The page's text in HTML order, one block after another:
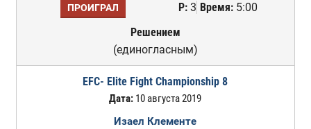
ПРОИГРАЛ Р:3 Время:5:00
Решением
(единогласным)
EFC- Elite Fight Championship 8
Дата: 10 августа 2019
Изаел Клементе